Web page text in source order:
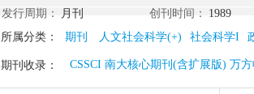
(2004)、北大核心期刊(1996)、北大核心期刊(1992)
发行周期：
月刊 创刊时间： 1989
所属分类：
期刊 人文社会科学(+) 社会科学I
期刊收录： CSSCI 南大核心期刊(含扩展版) 万